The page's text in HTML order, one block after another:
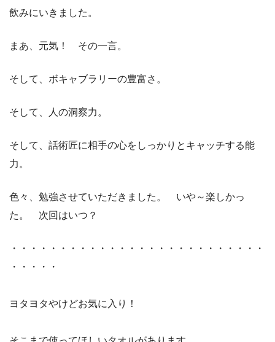
飲みにいきました。
まあ、元気！ その一言。
そして、ボキャブラリーの豊富さ。
そして、人の洞察力。
そして、話術匠に相手の心をしっかりとキャッチする能
力。
色々、勉強させていただきました。 いや～楽しかっ
た。 次回はいつ？
・・・・・・・・・・・・・・・・・・・・・・・・・・
・・・・・
ヨタヨタやけどお気に入り！